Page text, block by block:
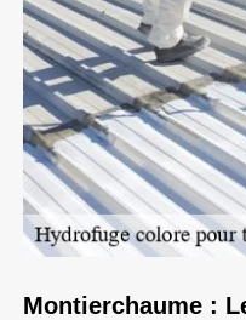
Montierchaume :